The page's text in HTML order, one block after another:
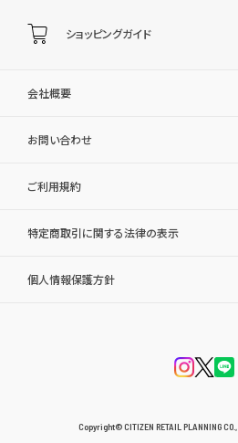
会社概要
お問い合わせ
ご利用規約
特定商取引に関する法律の表示
個人情報保護方針
ショッピングガイド
Copyright© CITIZEN RETAIL PLANNING